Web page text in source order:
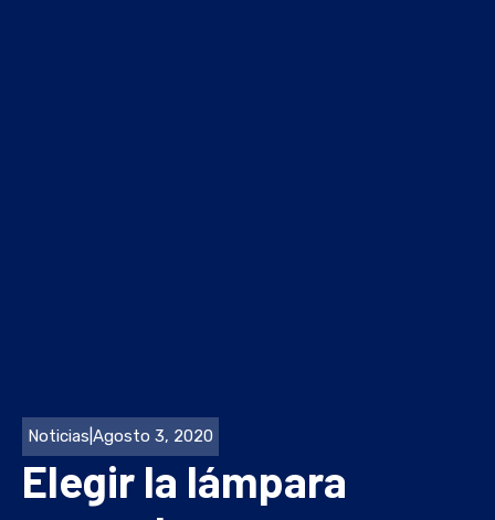
Noticias Agosto 3, 2020
Elegir la lámpara